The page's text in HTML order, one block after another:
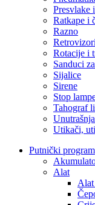
Presvlake
Ratkape i
Razno
Rotacije i
Sanduci
Sijalice
Sirene
Stop
Tahograf
Utikači,
Putnički program
Alat
Alat